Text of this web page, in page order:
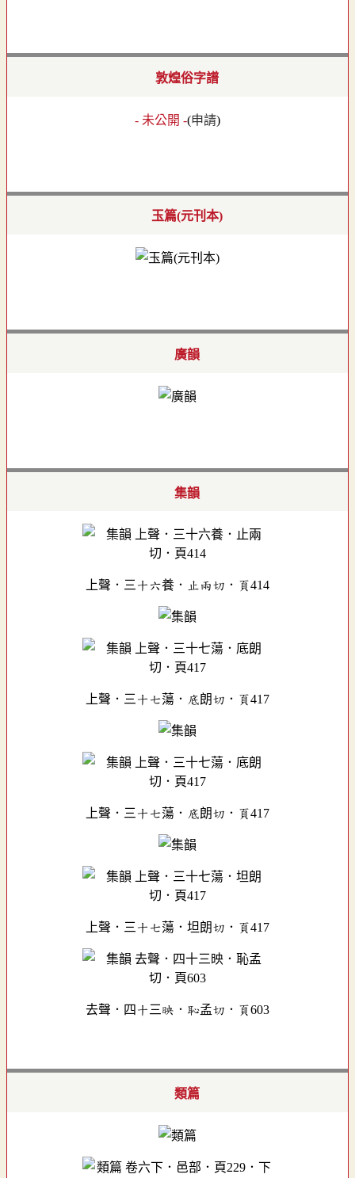
敦煌俗字譜
- 未公開 -(申請)
玉篇(元刊本)
廣韻
集韻
上聲．三十六養．止兩切．頁414
上聲．三十七蕩．底朗切．頁417
上聲．三十七蕩．底朗切．頁417
上聲．三十七蕩．坦朗切．頁417
去聲．四十三映．恥孟切．頁603
類篇